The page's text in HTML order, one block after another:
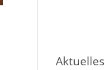
Aktuelles